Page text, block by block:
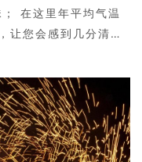
在这里年平均气温
让您会感到几分清